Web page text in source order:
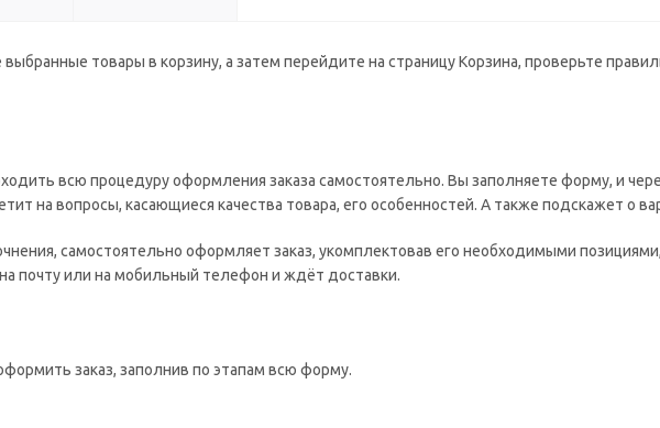
товары в корзину, а затем перейдите на страницу Корзина, проверьте
всю процедуру оформления заказа самостоятельно. Вы заполняете форму, и
на вопросы, касающиеся качества товара, его особенностей. А также подскажет о
самостоятельно оформляет заказ, укомплектовав его необходимыми
почту или на мобильный телефон и ждёт доставки.
заказ, заполнив по этапам всю форму.